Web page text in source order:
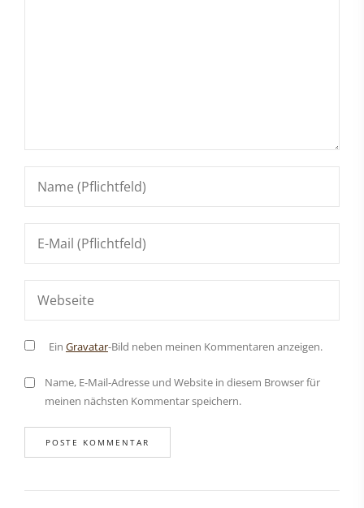
Ein Gravatar-Bild neben meinen Kommentaren anzeigen.
Name, E-Mail-Adresse und Website in diesem Browser für
meinen nächsten Kommentar speichern.